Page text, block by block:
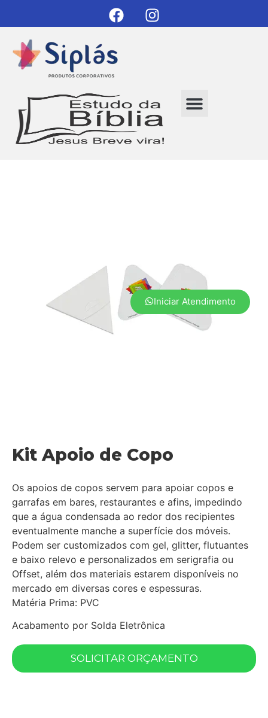
Kit Apoio de Copo
SOLICITAR ORÇAMENTO
Os apoios de copos servem para apoiar copos e
garrafas em bares, restaurantes e afins, impedindo
que a água condensada ao redor dos recipientes
eventualmente manche a superfície dos móveis.
Podem ser customizados com gel, glitter, flutuantes
e baixo relevo e personalizados em serigrafia ou
Offset, além dos materiais estarem disponíveis no
mercado em diversas cores e espessuras.
Matéria Prima: PVC
Acabamento por Solda Eletrônica
Iniciar Atendimento